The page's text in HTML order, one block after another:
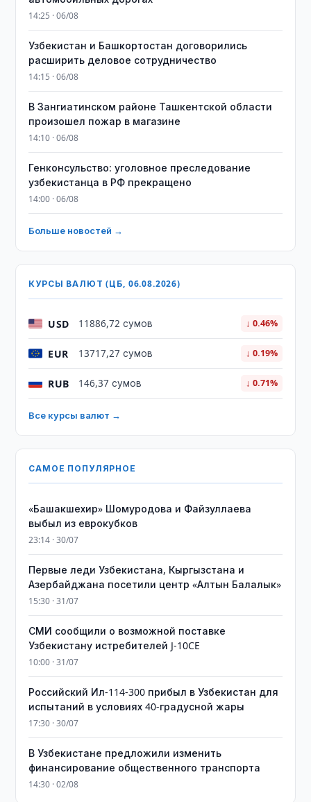
14:25 · 06/08
Узбекистан и Башкортостан договорились
расширить деловое сотрудничество
14:15 · 06/08
В Зангиатинском районе Ташкентской области
произошел пожар в магазине
14:10 · 06/08
Генконсульство: уголовное преследование
узбекистанца в РФ прекращено
14:00 · 06/08
Больше новостей →
КУРСЫ ВАЛЮТ (ЦБ, 06.08.2026)
USD 11886,72 сумов ↓ 0.46%
EUR 13717,27 сумов ↓ 0.19%
RUB 146,37 сумов ↓ 0.71%
Все курсы валют →
САМОЕ ПОПУЛЯРНОЕ
«Башакшехир» Шомуродова и Файзуллаева
выбыл из еврокубков
23:14 · 30/07
Первые леди Узбекистана, Кыргызстана и
Азербайджана посетили центр «Алтын Балалык»
15:30 · 31/07
СМИ сообщили о возможной поставке
Узбекистану истребителей J-10CE
10:00 · 31/07
Российский Ил-114-300 прибыл в Узбекистан для
испытаний в условиях 40-градусной жары
17:30 · 30/07
В Узбекистане предложили изменить
финансирование общественного транспорта
14:30 · 02/08